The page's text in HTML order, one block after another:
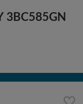
3BC585GN